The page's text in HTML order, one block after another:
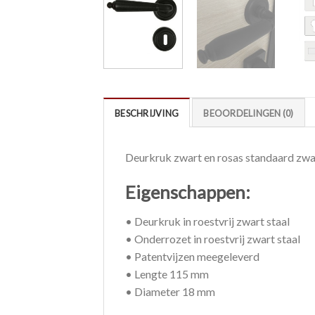
BESCHRIJVING BEOORDELINGEN (0)
Deurkruk zwart en rosas standaard
Eigenschappen:
• Deurkruk in roestvrij zwart staal
• Onderrozet in roestvrij zwart staal
• Patentvijzen meegeleverd
• Lengte 115 mm
• Diameter 18 mm